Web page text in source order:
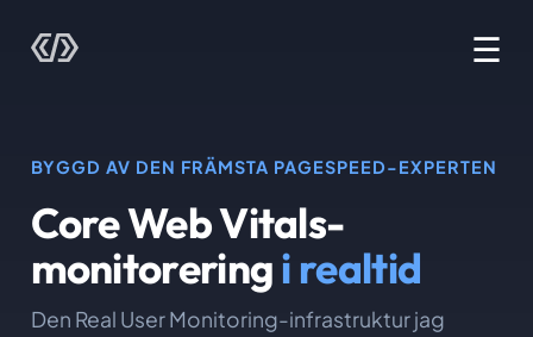
☰
BYGGD AV DEN FRÄMSTA PAGESPEED-EXPERTEN
Core Web Vitals-
monitoreringi realtid
Den Real User Monitoring-infrastruktur jag